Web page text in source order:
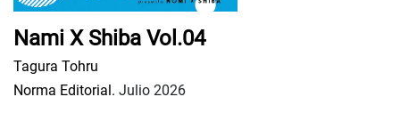
Nami X Shiba Vol.04
Tagura Tohru
Norma Editorial. Julio 2026